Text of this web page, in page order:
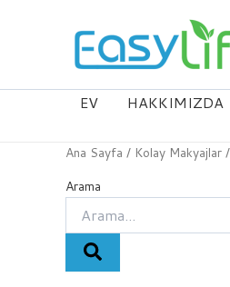
EV HAKKIMIZDA
Ana Sayfa / Kolay Makyajlar /
Arama